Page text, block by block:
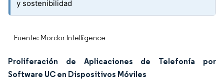
y sostenibilidad
Fuente: Mordor Intelligence
Proliferación de Aplicaciones de Telefonía por
Software UC en Dispositivos Móviles